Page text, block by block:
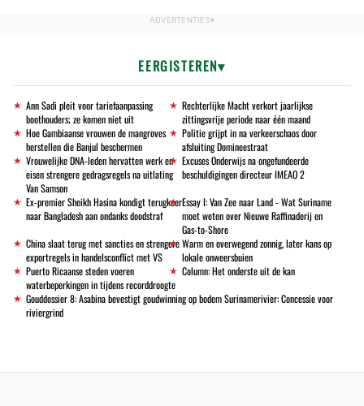
EERGISTEREN
Ann Sadi pleit voor tariefaanpassing
boothouders; ze komen niet uit
Rechterlijke Macht verkort jaarlijkse
zittingsvrije periode naar één maand
Hoe Gambiaanse vrouwen de mangroves
herstellen die Banjul beschermen
Politie grijpt in na verkeerschaos door
afsluiting Domineestraat
Vrouwelijke DNA-leden hervatten werk en
eisen strengere gedragsregels na uitlating
Van Samson
Excuses Onderwijs na ongefundeerde
beschuldigingen directeur IMEAO 2
Ex-premier Sheikh Hasina kondigt terugkeer
naar Bangladesh aan ondanks doodstraf
Essay I: Van Zee naar Land - Wat Suriname
moet weten over Nieuwe Raffinaderij en
Gas-to-Shore
China slaat terug met sancties en strengere
exportregels in handelsconflict met VS
Warm en overwegend zonnig, later kans op
lokale onweersbuien
Puerto Ricaanse steden voeren
waterbeperkingen in tijdens recorddroogte
Column: Het onderste uit de kan
Gouddossier 8: Asabina bevestigt goudwinning op bodem Surinamerivier: Concessie voor
riviergrind